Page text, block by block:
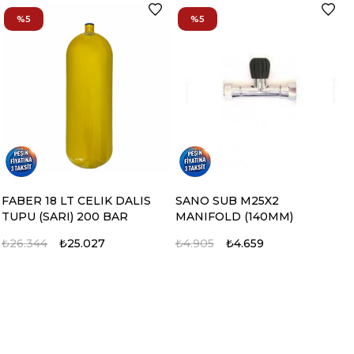
FABER 18 LT CELIK DALIS
TUPU (SARI) 200 BAR
₺25.027
₺26.344
%5
SANO SUB M25X2
MANIFOLD (140MM)
₺4.659
₺4.905
%5